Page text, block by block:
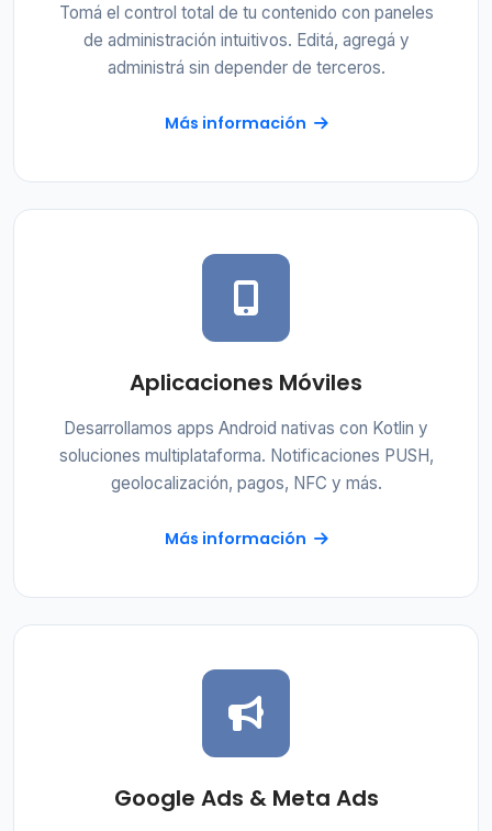
Tomá el control total de tu contenido con paneles
de administración intuitivos. Editá, agregá y
administrá sin depender de terceros.
Más información
Aplicaciones Móviles
Desarrollamos apps Android nativas con Kotlin y
soluciones multiplataforma. Notificaciones PUSH,
geolocalización, pagos, NFC y más.
Más información
Google Ads & Meta Ads